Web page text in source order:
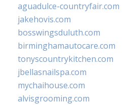
aguadulce-countryfair.com
jakehovis.com
bosswingsduluth.com
birminghamautocare.com
tonyscountrykitchen.com
jbellasnailspa.com
mychaihouse.com
alvisgrooming.com